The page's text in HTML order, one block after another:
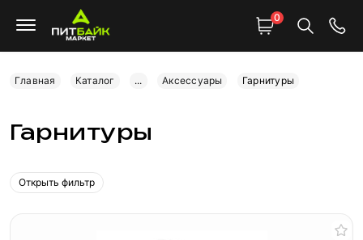
0
Главная Каталог ... Аксессуары Гарнитуры
Гарнитуры
Открыть фильтр